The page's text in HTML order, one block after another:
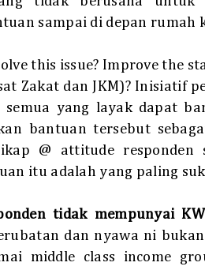
sampai di depan rumah
this issue? Improve the
Zakat dan JKM)? Inisiatif
yang layak dapat
bantuan tersebut
@ attitude
itu adalah yang paling
tidak mempunyai
dan nyawa ni
middle class income